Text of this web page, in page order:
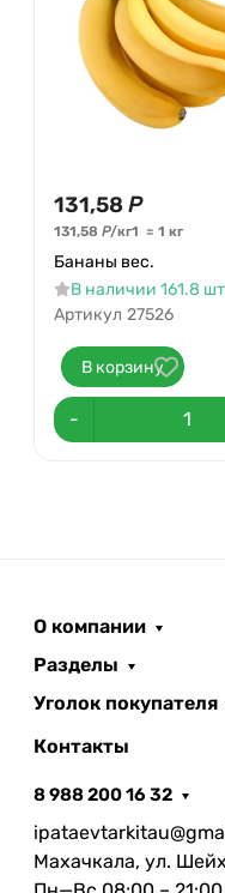
131,58 Р
131,58 Р/кг1 = 1 кг
Бананы вес.
В наличии 161.8
Артикул 27526
В корзину
-
О компании
Разделы
Уголок покупателя
Контакты
8 988 200 16 32
Махачкала, ул.